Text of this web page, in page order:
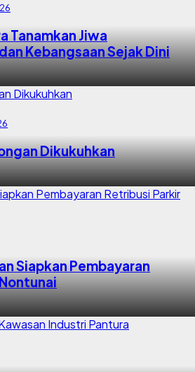
Tanamkan Jiwa
Kebangsaan Sejak Dini
Dikukuhkan
Siapkan Pembayaran